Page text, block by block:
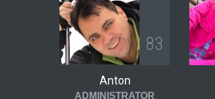
83
Anton
ADMINISTRATOR